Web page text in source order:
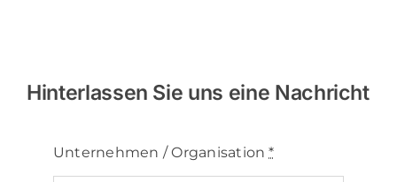
Hinterlassen Sie uns eine Nachricht
Unternehmen / Organisation*